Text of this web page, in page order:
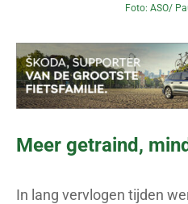
Foto: ASO/
Meer getraind,
In lang vervlogen tijden